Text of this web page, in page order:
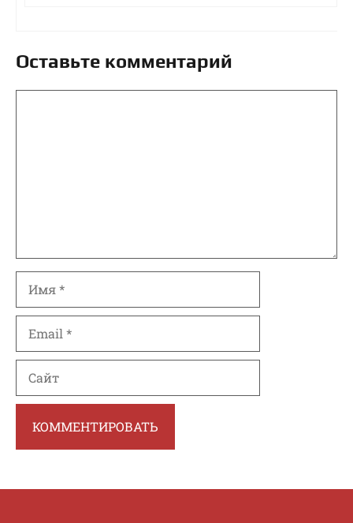
Оставьте комментарий